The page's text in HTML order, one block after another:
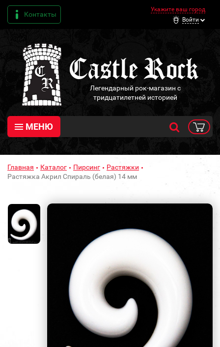
Контакты
Укажите ваш город
Войти
Легендарный рок-магазин с
тридцатилетней историей
МЕНЮ
Главная Каталог Пирсинг
Растяжки
Растяжка Акрил Спираль (белая) 14 мм